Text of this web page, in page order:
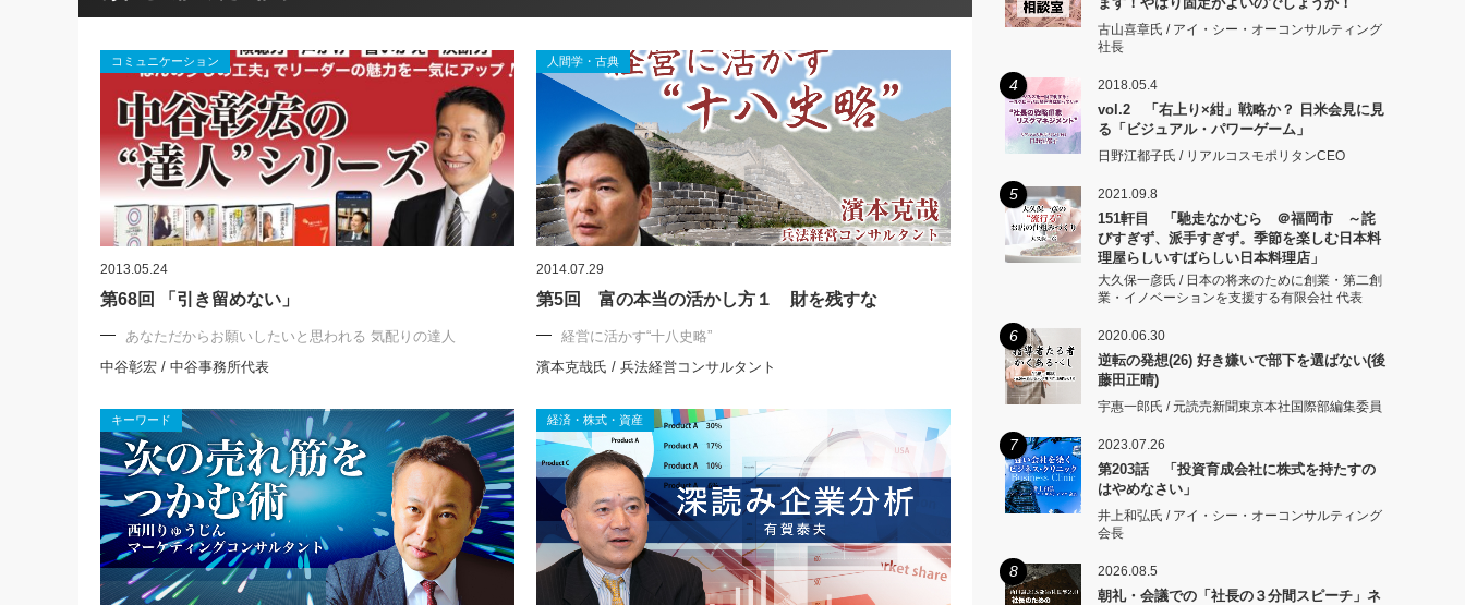
コミュニケーション
2013.05.24
第68回 「引き留めない」
あなただからお願いしたいと思われる 気配りの達人
中谷彰宏 / 中谷事務所代表
人間学・古典
2014.07.29
第5回 富の本当の活かし方１ 財を残すな
経営に活かす“十八史略”
濱本克哉氏 / 兵法経営コンサルタント
キーワード 経済・株式・資産
古山喜章氏 / アイ・シー・オーコンサルティング
社長
4 2018.05.4
vol.2 「右上り×紺」戦略か？ 日米会見に見
る「ビジュアル・パワーゲーム」
日野江都子氏 / リアルコスモポリタンCEO
5 2021.09.8
151軒目 「馳走なかむら ＠福岡市 ～詫
びすぎず、派手すぎず。季節を楽しむ日本料
理屋らしいすばらしい日本料理店」
大久保一彦氏 / 日本の将来のために創業・第二創
業・イノベーションを支援する有限会社 代表
6 2020.06.30
逆転の発想(26) 好き嫌いで部下を選ばない(後
藤田正晴)
宇惠一郎氏 / 元読売新聞東京本社国際部編集委員
7 2023.07.26
第203話 「投資育成会社に株式を持たすの
はやめなさい」
井上和弘氏 / アイ・シー・オーコンサルティング
会長
8 2026.08.5
朝礼・会議での「社長の３分間スピーチ」ネ